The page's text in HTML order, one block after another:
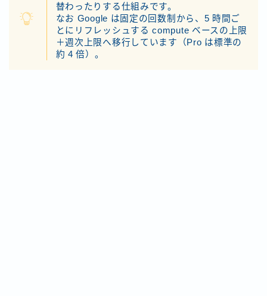
替わったりする仕組みです。
なお Google は固定の回数制から、5 時間ご
とにリフレッシュする compute ベースの上限
＋週次上限へ移行しています（Pro は標準の
約 4 倍）。